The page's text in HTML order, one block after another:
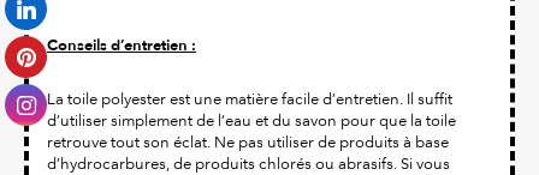
Conseils d’entretien :
La toile polyester est une matière facile d’entretien. Il suffit
d’utiliser simplement de l’eau et du savon pour que la toile
retrouve tout son éclat. Ne pas utiliser de produits à base
d’hydrocarbures, de produits chlorés ou abrasifs. Si vous